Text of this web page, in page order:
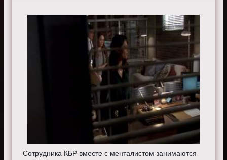
Сотрудника КБР вместе с менталистом занимаются